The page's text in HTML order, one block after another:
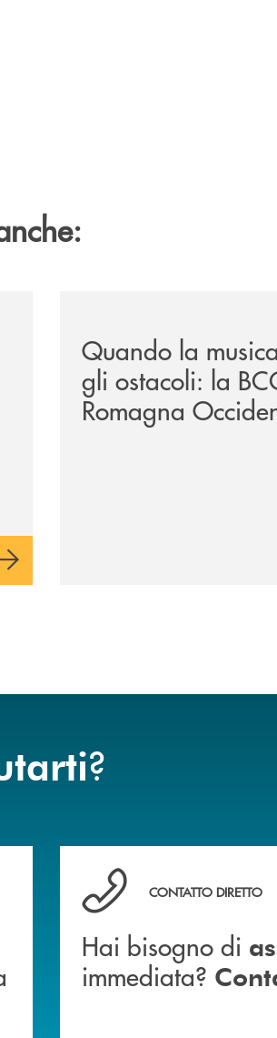
Quando la
gli ostacoli: la
Romagna
vicina al progetto
?
banca. Hai bisogno di assistenza
CONTATTO DIRETTO
Hai bisogno di
immediata?